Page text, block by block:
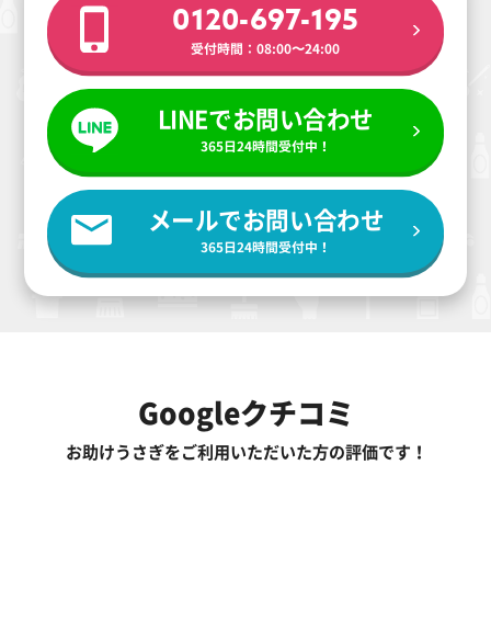
0120-697-195
受付時間：08:00〜24:00
LINEでお問い合わせ
365日24時間受付中！
メールでお問い合わせ
365日24時間受付中！
Googleクチコミ
お助けうさぎをご利用いただいた方の評価です！